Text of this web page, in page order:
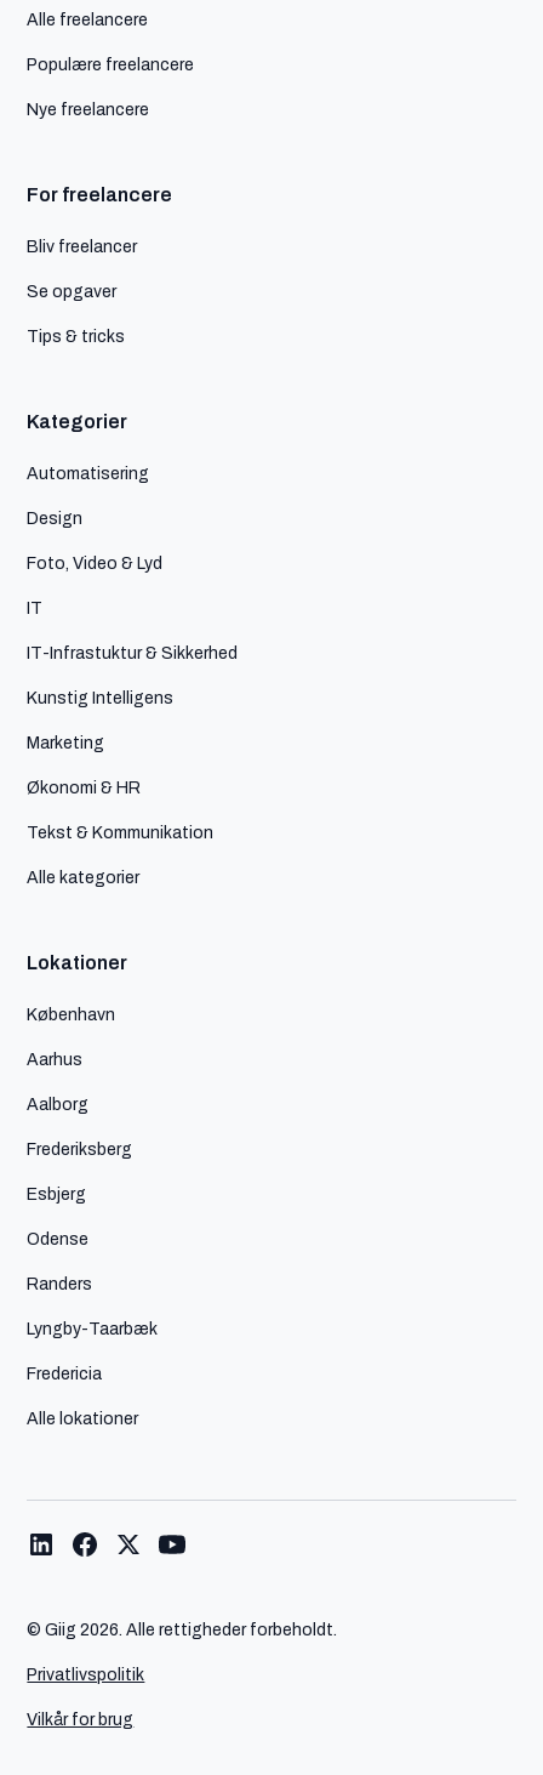
Alle freelancere
Populære freelancere
Nye freelancere
For freelancere
Bliv freelancer
Se opgaver
Tips & tricks
Kategorier
Automatisering
Design
Foto, Video & Lyd
IT
IT-Infrastuktur & Sikkerhed
Kunstig Intelligens
Marketing
Økonomi & HR
Tekst & Kommunikation
Alle kategorier
Lokationer
København
Aarhus
Aalborg
Frederiksberg
Esbjerg
Odense
Randers
Lyngby-Taarbæk
Fredericia
Alle lokationer
© Giig2026. Alle rettigheder forbeholdt.
Privatlivspolitik
Vilkår for brug